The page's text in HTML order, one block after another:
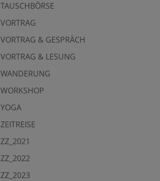
TAUSCHBÖRSE
VORTRAG
VORTRAG & GESPRÄCH
VORTRAG & LESUNG
WANDERUNG
WORKSHOP
YOGA
ZEITREISE
ZZ_2021
ZZ_2022
ZZ_2023